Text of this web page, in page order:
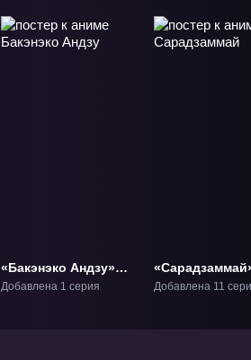
«Бакэнэко Андзу»
Фильм-1
Добавлена 1 серия Добавлена 11